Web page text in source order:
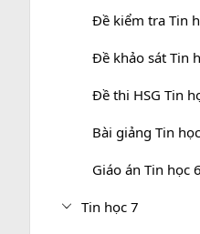
Đề kiểm tra Tin
Đề khảo sát Tin
Đề thi HSG Tin
Bài giảng Tin
Giáo án Tin học 6
Tin học 7